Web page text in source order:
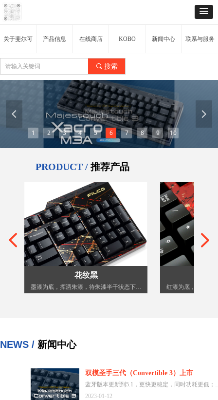
끠 搜索
关于斐尔可 产品信息 在线商店 KOBO 新闻中心 联系与服务
花纹黑
墨漆为底，挥洒朱漆，待朱漆半干状态下，
红漆为底，挥洒金
넳 넲
PRODUCT / 推荐产品
NEWS / 新闻中心
双模圣手三代（Convertible 3）上市
蓝牙版本更新到5.1，更快更稳定，同时功耗更低；
附带的USB线缆为Type-A to Type-C；
2023-01-12
1 2 3 4 5 6 7 8 9 10
넳 넲